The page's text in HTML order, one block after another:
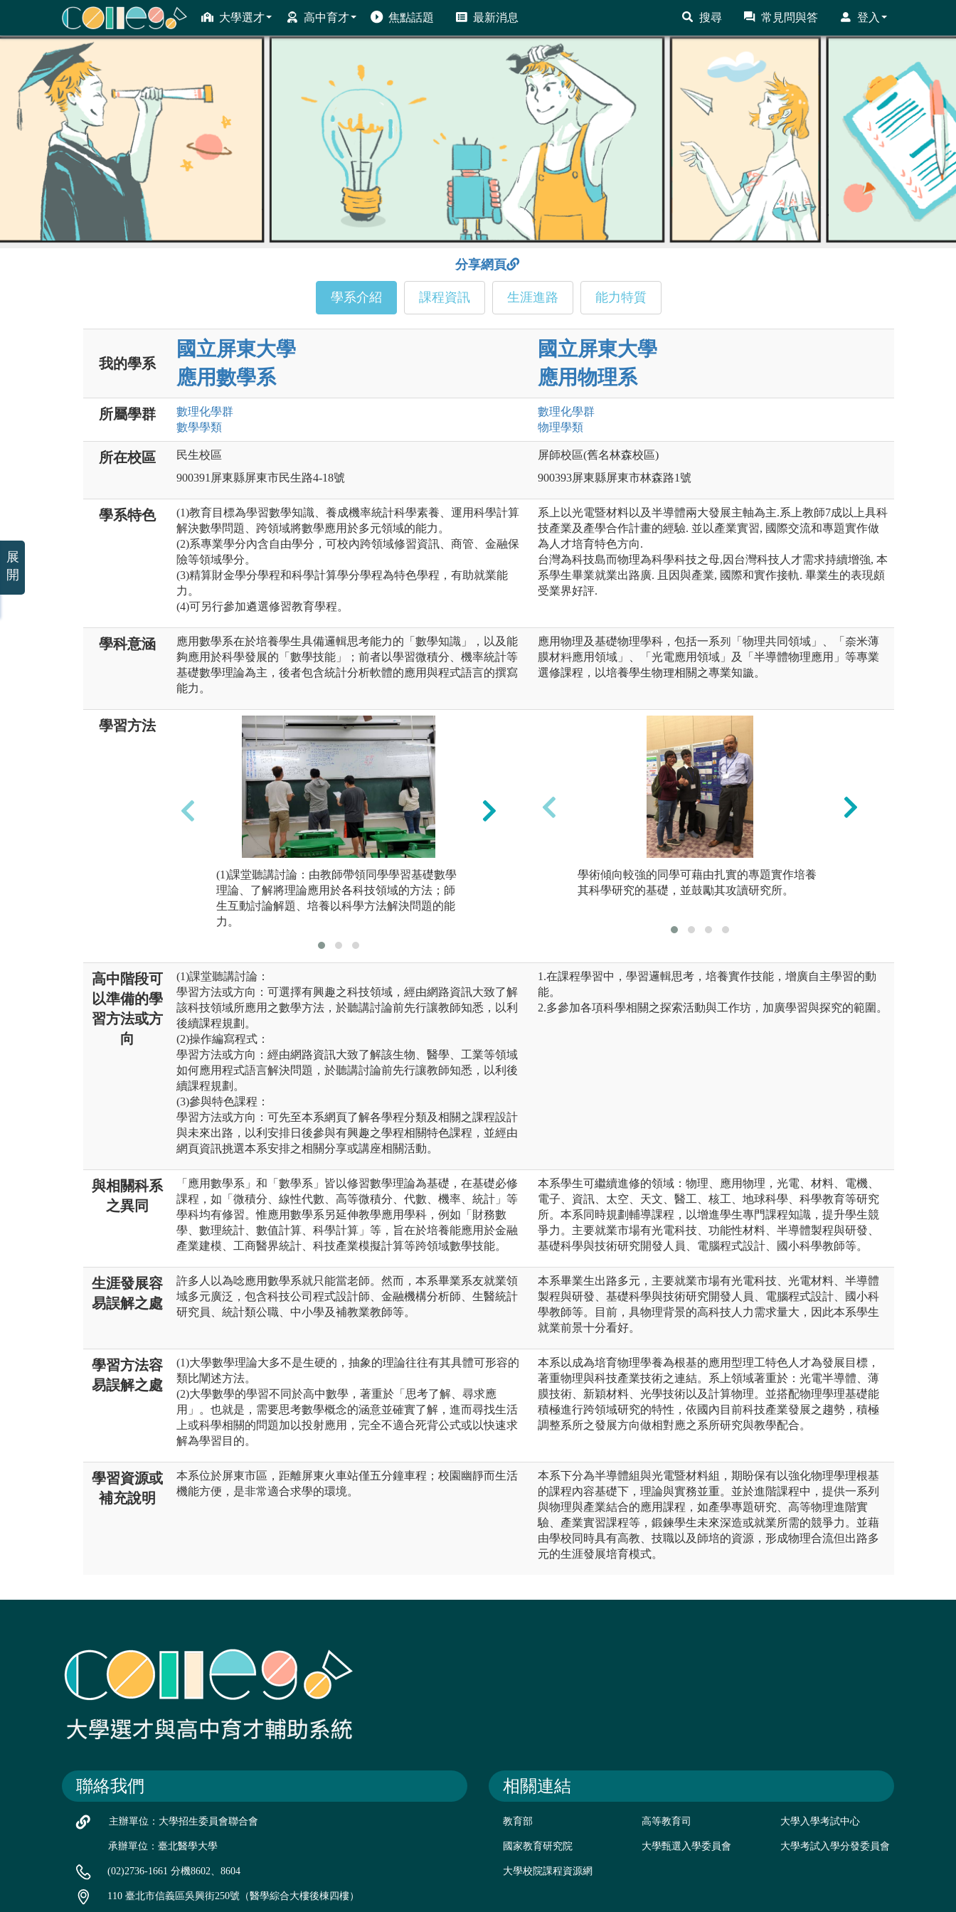
大學選才 高中育才 焦點話題 最新消息 搜尋 常見問與答 登入
ColleGo! 大學選才與高中育才輔助系統
分享網頁
學系介紹 課程資訊 生涯進路 能力特質
我的學系
國立屏東大學
應用數學系
國立屏東大學
應用物理系
所屬學群 數理化學群
數學學類
數理化學群
物理學類
所在校區
民生校區
900391屏東縣屏東市民生路4-18號
屏師校區(舊名林森校區)
900393屏東縣屏東市林森路1號
學系特色
(1)教育目標為學習數學知識、養成機率統計科學素養、運用科學計算
解決數學問題、跨領域將數學應用於多元領域的能力。
(2)系專業學分內含自由學分，可校內跨領域修習資訊、商管、金融保
險等領域學分。
(3)精算財金學分學程和科學計算學分學程為特色學程，有助就業能
力。
(4)可另行參加遴選修習教育學程。
系上以光電暨材料以及半導體兩大發展主軸為主.系上教師7成以上具科
技產業及產學合作計畫的經驗. 並以產業實習, 國際交流和專題實作做
為人才培育特色方向.
台灣為科技島而物理為科學科技之母,因台灣科技人才需求持續增強, 本
系學生畢業就業出路廣. 且因與產業, 國際和實作接軌. 畢業生的表現頗
受業界好評.
學科意涵
應用數學系在於培養學生具備邏輯思考能力的「數學知識」，以及能
夠應用於科學發展的「數學技能」；前者以學習微積分、機率統計等
基礎數學理論為主，後者包含統計分析軟體的應用與程式語言的撰寫
能力。
應用物理及基礎物理學科，包括一系列「物理共同領域」、「奈米薄
膜材料應用領域」、「光電應用領域」及「半導體物理應用」等專業
選修課程，以培養學生物理相關之專業知識。
學習方法
(1)課堂聽講討論：由教師帶領同學學習基礎數學
理論、了解將理論應用於各科技領域的方法；師
生互動討論解題、培養以科學方法解決問題的能
力。
(2)操作編寫程式：由教師講解及同學操作電腦，
學習統計分析技能，以處理生物、醫學、工業等
學術傾向較強的同學可藉由扎實的專題實作培養
其科學研究的基礎，並鼓勵其攻讀研究所。
高中階段可
以準備的學
習方法或方
向
(1)課堂聽講討論：
學習方法或方向：可選擇有興趣之科技領域，經由網路資訊大致了解
該科技領域所應用之數學方法，於聽講討論前先行讓教師知悉，以利
後續課程規劃。
(2)操作編寫程式：
學習方法或方向：經由網路資訊大致了解該生物、醫學、工業等領域
如何應用程式語言解決問題，於聽講討論前先行讓教師知悉，以利後
續課程規劃。
(3)參與特色課程：
學習方法或方向：可先至本系網頁了解各學程分類及相關之課程設計
與未來出路，以利安排日後參與有興趣之學程相關特色課程，並經由
網頁資訊挑選本系安排之相關分享或講座相關活動。
1.在課程學習中，學習邏輯思考，培養實作技能，增廣自主學習的動
能。
2.多參加各項科學相關之探索活動與工作坊，加廣學習與探究的範圍。
與相關科系
之異同
「應用數學系」和「數學系」皆以修習數學理論為基礎，在基礎必修
課程，如「微積分、線性代數、高等微積分、代數、機率、統計」等
學科均有修習。惟應用數學系另延伸教學應用學科，例如「財務數
學、數理統計、數值計算、科學計算」等，旨在於培養能應用於金融
產業建模、工商醫界統計、科技產業模擬計算等跨領域數學技能。
本系學生可繼續進修的領域：物理、應用物理，光電、材料、電機、
電子、資訊、太空、天文、醫工、核工、地球科學、科學教育等研究
所。本系同時規劃輔導課程，以增進學生專門課程知識，提升學生競
爭力。主要就業市場有光電科技、功能性材料、半導體製程與研發、
基礎科學與技術研究開發人員、電腦程式設計、國小科學教師等。
生涯發展容
易誤解之處
許多人以為唸應用數學系就只能當老師。然而，本系畢業系友就業領
域多元廣泛，包含科技公司程式設計師、金融機構分析師、生醫統計
研究員、統計類公職、中小學及補教業教師等。
本系畢業生出路多元，主要就業市場有光電科技、光電材料、半導體
製程與研發、基礎科學與技術研究開發人員、電腦程式設計、國小科
學教師等。目前，具物理背景的高科技人力需求量大，因此本系學生
就業前景十分看好。
學習方法容
易誤解之處
(1)大學數學理論大多不是生硬的，抽象的理論往往有其具體可形容的
類比闡述方法。
(2)大學數學的學習不同於高中數學，著重於「思考了解、尋求應
用」。也就是，需要思考數學概念的涵意並確實了解，進而尋找生活
上或科學相關的問題加以投射應用，完全不適合死背公式或以快速求
解為學習目的。
本系以成為培育物理學養為根基的應用型理工特色人才為發展目標，
著重物理與科技產業技術之連結。系上領域著重於：光電半導體、薄
膜技術、新穎材料、光學技術以及計算物理。並搭配物理學理基礎能
積極進行跨領域研究的特性，依國內目前科技產業發展之趨勢，積極
調整系所之發展方向做相對應之系所研究與教學配合。
學習資源或
補充說明
本系位於屏東市區，距離屏東火車站僅五分鐘車程；校園幽靜而生活
機能方便，是非常適合求學的環境。
本系下分為半導體組與光電暨材料組，期盼保有以強化物理學理根基
的課程內容基礎下，理論與實務並重。並於進階課程中，提供一系列
與物理與產業結合的應用課程，如產學專題研究、高等物理進階實
驗、產業實習課程等，鍛鍊學生未來深造或就業所需的競爭力。並藉
由學校同時具有高教、技職以及師培的資源，形成物理合流但出路多
元的生涯發展培育模式。
聯絡我們
主辦單位：大學招生委員會聯合會
承辦單位：臺北醫學大學
(02)2736-1661 分機8602、8604
110 臺北市信義區吳興街250號（醫學綜合大樓後棟四樓）
相關連結
教育部 高等教育司 大學入學考試中心
國家教育研究院 大學甄選入學委員會 大學考試入學分發委員會
大學校院課程資源網
展
開